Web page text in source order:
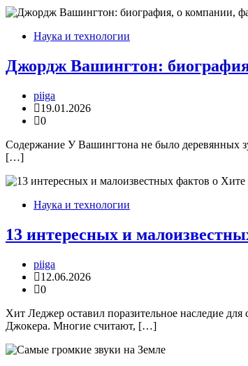
Наука и технологии
Джордж Вашингтон:
piiga
19.01.2026
0
Содержание У Вашингтона не было деревянных
[…]
Наука и технологии
13 интересных и
piiga
12.06.2026
0
Хит Леджер оставил поразительное наследие
Джокера. Многие считают, […]